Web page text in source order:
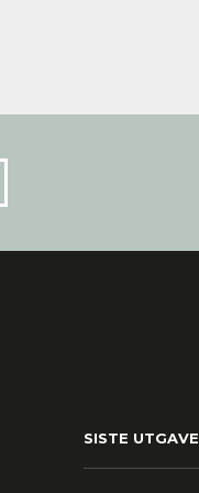
SISTE UTGAVE